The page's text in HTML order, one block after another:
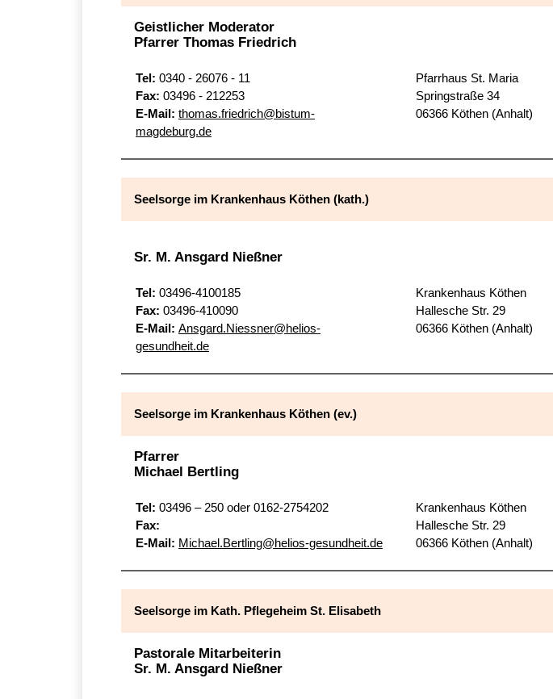
Geistlicher Moderator
Pfarrer Thomas Friedrich
Tel: 0340 - 26076 - 11
Fax: 03496 - 212253
E-Mail: thomas.friedrich@bistum-
magdeburg.de
Pfarrhaus St. Maria
Springstraße 34
06366 Köthen (Anhalt)
Seelsorge im Krankenhaus Köthen (kath.)
Sr. M. Ansgard Nießner
Tel: 03496-4100185
Fax: 03496-410090
E-Mail: Ansgard.Niessner@helios-
gesundheit.de
Krankenhaus Köthen
Hallesche Str. 29
06366 Köthen (Anhalt)
Seelsorge im Krankenhaus Köthen (ev.)
Pfarrer
Michael Bertling
Tel: 03496 – 250 oder 0162-2754202
Fax:
E-Mail: Michael.Bertling@helios-gesundheit.de
Krankenhaus Köthen
Hallesche Str. 29
06366 Köthen (Anhalt)
Seelsorge im Kath. Pflegeheim St. Elisabeth
Pastorale Mitarbeiterin
Sr. M. Ansgard Nießner